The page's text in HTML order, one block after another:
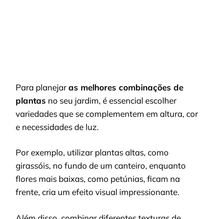
Para planejaras melhores combinações de
plantas no seu jardim, é essencial escolher
variedades que se complementem em altura, cor
e necessidades de luz.
Por exemplo, utilizar plantas altas, como
girassóis, no fundo de um canteiro, enquanto
flores mais baixas, como petúnias, ficam na
frente, cria um efeito visual impressionante.